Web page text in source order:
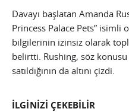
Davayı başlatan Amanda
Princess Palace Pets”
bilgilerinin izinsiz olarak
belirtti. Rushing, söz
satıldığının da altını çizdi.
İLGİNİZİ ÇEKEBİLİR